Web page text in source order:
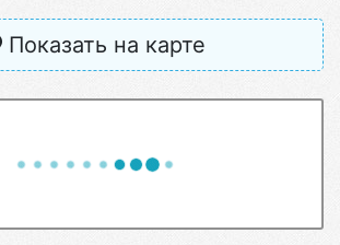
Показать на карте